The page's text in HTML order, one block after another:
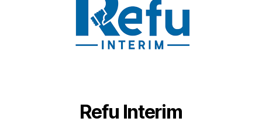
Refu Interim